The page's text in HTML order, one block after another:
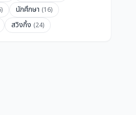
นักศึกษา (16)
สวิงกิ้ง (24)